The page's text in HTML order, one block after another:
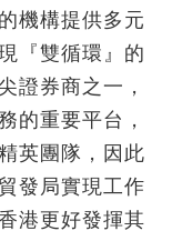
機構提供多元
『雙循環』的
證券商之一，
的重要平台，
英團隊，因此
發局實現工作
港更好發揮其